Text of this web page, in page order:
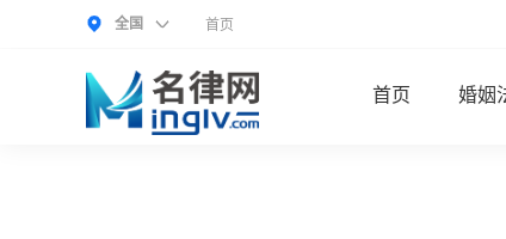
全国 首页
首页 婚姻